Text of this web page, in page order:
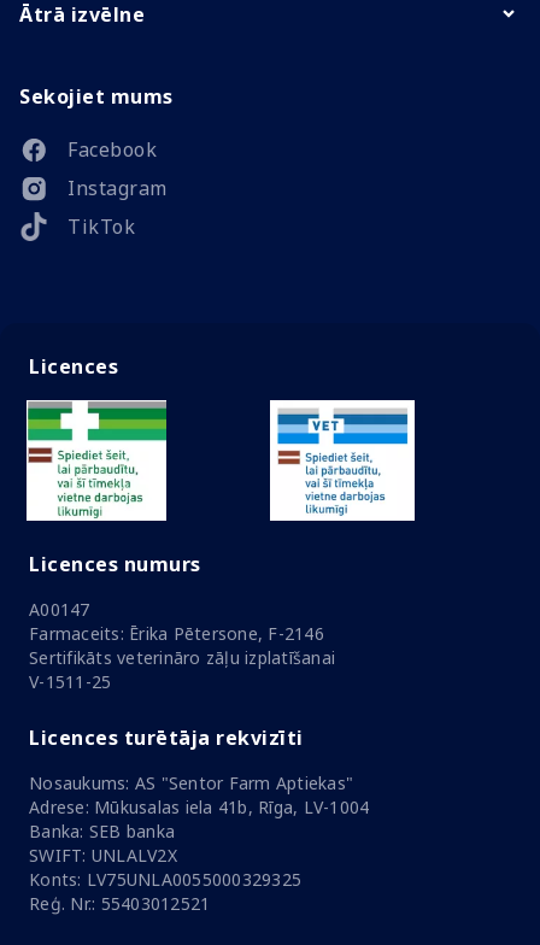
Ātrā izvēlne
Sekojiet mums
Facebook
Instagram
TikTok
Licences
Licences numurs
A00147
Farmaceits: Ērika Pētersone, F-2146
Sertifikāts veterināro zāļu izplatīšanai
V-1511-25
Licences turētāja rekvizīti
Nosaukums: AS "Sentor Farm Aptiekas"
Adrese: Mūkusalas iela 41b, Rīga, LV-1004
Banka: SEB banka
SWIFT: UNLALV2X
Konts: LV75UNLA0055000329325
Reģ. Nr.: 55403012521